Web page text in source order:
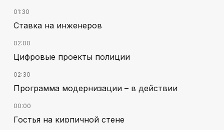
01:30
Ставка на инженеров
02:00
Цифровые проекты полиции
02:30
Программа модернизации – в действии
00:00
Гостья на кирпичной стене